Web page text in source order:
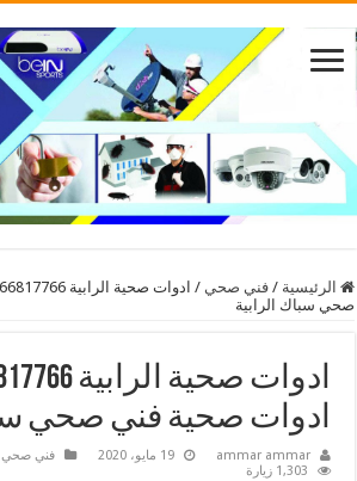
الرئيسية / فني صحي /
صحي سباك الرابية
ادوات صحية فني صحي
ammar ammar 19 مايو، 2020 فني صحي
1,303 زيارة